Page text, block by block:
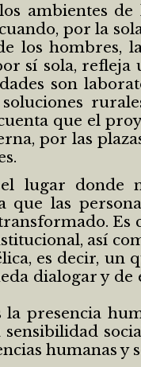
ambientes
por la
los hombres,
sí sola,
son
que el
por las
lugar donde
que las
así
es decir, un
dialogar y
presencia
sensibilidad
humanas